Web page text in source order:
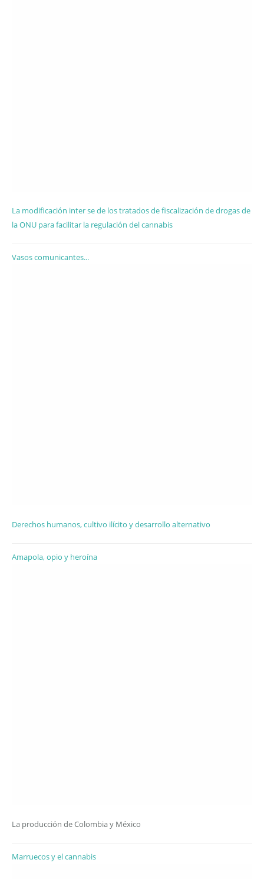
La modificación inter se de los tratados de fiscalización de drogas de
la ONU para facilitar la regulación del cannabis
Vasos comunicantes...
Derechos humanos, cultivo ilícito y desarrollo alternativo
Amapola, opio y heroína
La producción de Colombia y México
Marruecos y el cannabis